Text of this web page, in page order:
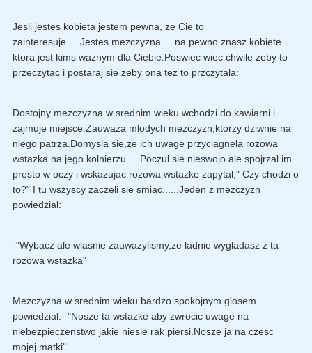
Jesli jestes kobieta jestem pewna, ze Cie to
zainteresuje.....Jestes mezczyzna.... na pewno znasz kobiete
ktora jest kims waznym dla Ciebie.Poswiec wiec chwile zeby to
przeczytac i postaraj sie zeby ona tez to przczytala:
Dostojny mezczyzna w srednim wieku wchodzi do kawiarni i
zajmuje miejsce.Zauwaza mlodych mezczyzn,ktorzy dziwnie na
niego patrza.Domysla sie,ze ich uwage przyciagnela rozowa
wstazka na jego kolnierzu.....Poczul sie nieswojo ale spojrzal im
prosto w oczy i wskazujac rozowa wstazke zapytal;" Czy chodzi o
to?" I tu wszyscy zaczeli sie smiac......Jeden z mezczyzn
powiedzial:
-"Wybacz ale wlasnie zauwazylismy,ze ladnie wygladasz z ta
rozowa wstazka"
Mezczyzna w srednim wieku bardzo spokojnym glosem
powiedzial:- "Nosze ta wstazke aby zwrocic uwage na
niebezpieczenstwo jakie niesie rak piersi.Nosze ja na czesc
mojej matki"